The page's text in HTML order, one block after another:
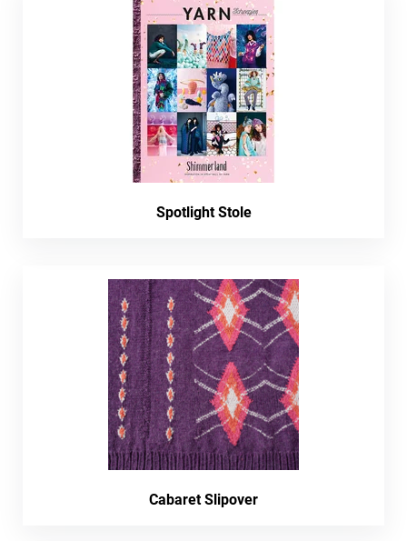
Spotlight Stole
Cabaret Slipover